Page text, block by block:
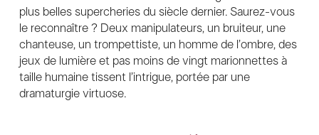
plus belles supercheries du siècle dernier. Saurez-vous
le reconnaître ? Deux manipulateurs, un bruiteur, une
chanteuse, un trompettiste, un homme de l’ombre, des
jeux de lumière et pas moins de vingt marionnettes à
taille humaine tissent l’intrigue, portée par une
dramaturgie virtuose.